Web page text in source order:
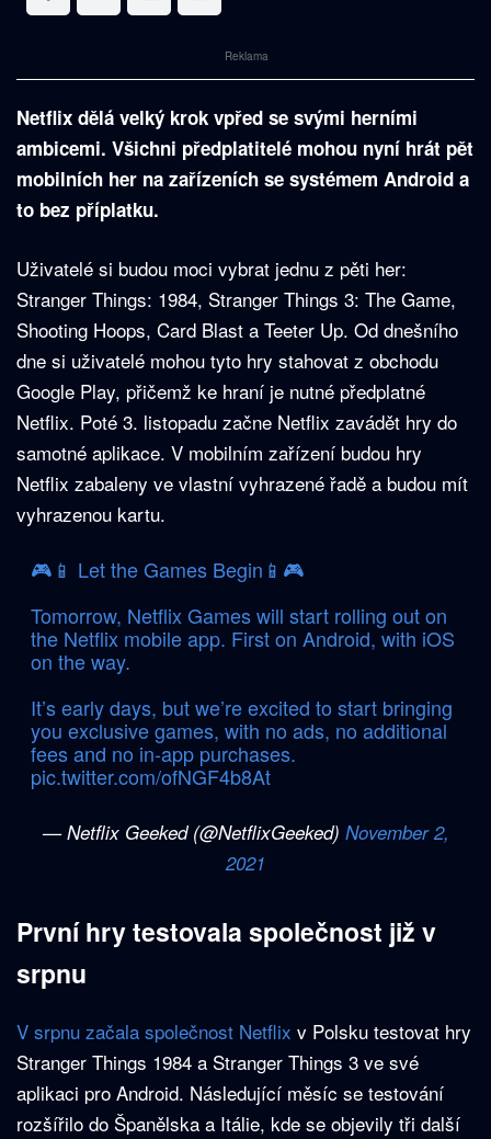
Reklama
Netflix dělá velký krok vpřed se svými herními
ambicemi. Všichni předplatitelé mohou nyní hrát pět
mobilních her na zařízeních se systémem Android a
to bez příplatku.
Uživatelé si budou moci vybrat jednu z pěti her:
Stranger Things: 1984, Stranger Things 3: The Game,
Shooting Hoops, Card Blast a Teeter Up. Od dnešního
dne si uživatelé mohou tyto hry stahovat z obchodu
Google Play, přičemž ke hraní je nutné předplatné
Netflix. Poté 3. listopadu začne Netflix zavádět hry do
samotné aplikace. V mobilním zařízení budou hry
Netflix zabaleny ve vlastní vyhrazené řadě a budou mít
vyhrazenou kartu.
🎮📱 Let the Games Begin📱🎮
Tomorrow, Netflix Games will start rolling out on
the Netflix mobile app. First on Android, with iOS
on the way.
It’s early days, but we’re excited to start bringing
you exclusive games, with no ads, no additional
fees and no in-app purchases.
pic.twitter.com/ofNGF4b8At
— Netflix Geeked (@NetflixGeeked) November 2,
2021
První hry testovala společnost již v
srpnu
V srpnu začala společnost Netflix v Polsku testovat hry
Stranger Things 1984 a Stranger Things 3 ve své
aplikaci pro Android. Následující měsíc se testování
rozšířilo do Španělska a Itálie, kde se objevily tři další